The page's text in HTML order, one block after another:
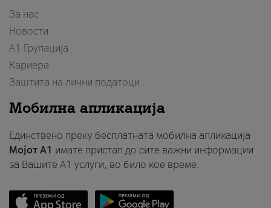
За нас
Новости
А1 Групација
Кариера
Заштита на лични податоци
Мобилна апликација
Единствено преку бесплатната мобилна апликација
Мојот A1 имате пристап до сите важни информации
за Вашите A1 услуги, во било кое време.